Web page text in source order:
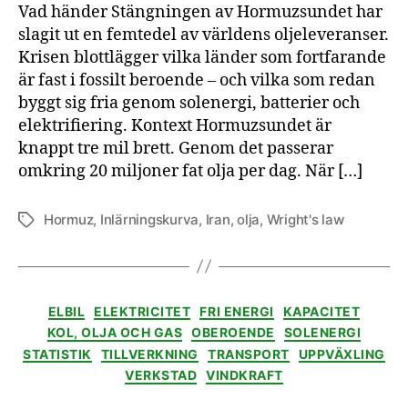
Vad händer Stängningen av Hormuzsundet har
slagit ut en femtedel av världens oljeleveranser.
Krisen blottlägger vilka länder som fortfarande
är fast i fossilt beroende – och vilka som redan
byggt sig fria genom solenergi, batterier och
elektrifiering. Kontext Hormuzsundet är
knappt tre mil brett. Genom det passerar
omkring 20 miljoner fat olja per dag. När […]
Etiketter
Hormuz, Inlärningskurva, Iran,olja, Wright's law
Kategorier
ELBIL ELEKTRICITET FRI ENERGI
KAPACITET
KOL, OLJA OCH GAS
OBEROENDE
SOLENERGI
STATISTIK
TILLVERKNING TRANSPORT
UPPVÄXLING
VERKSTAD
VINDKRAFT